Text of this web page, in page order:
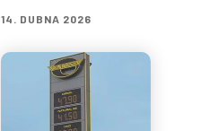
14. DUBNA 2026